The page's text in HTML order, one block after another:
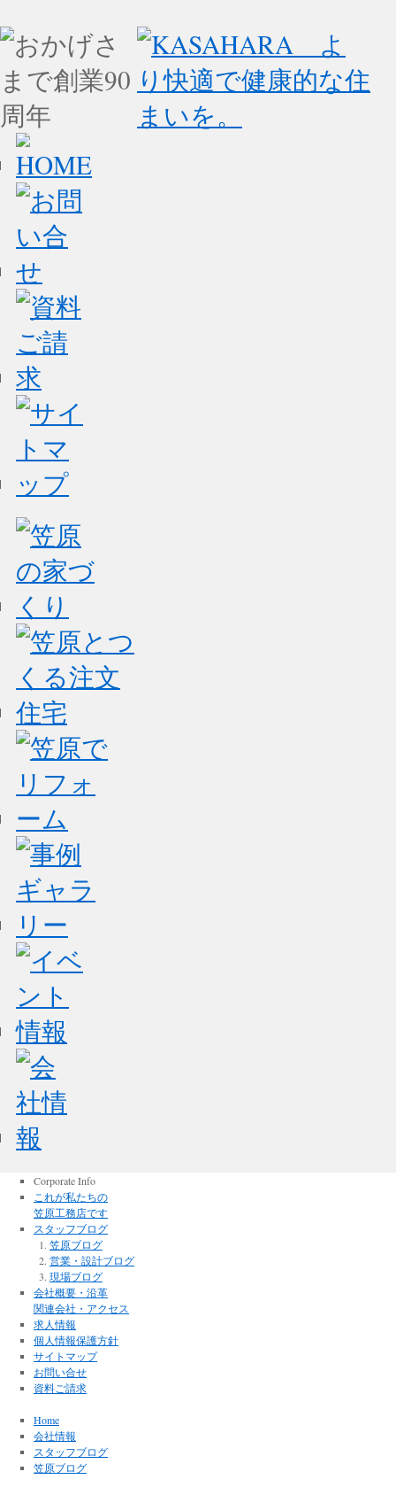
Corporate Info
これが私たちの
笠原工務店です
スタッフブログ
笠原ブログ
営業・設計ブログ
現場ブログ
会社概要・沿革
関連会社・アクセス
求人情報
個人情報保護方針
サイトマップ
お問い合せ
資料ご請求
Home
会社情報
スタッフブログ
笠原ブログ